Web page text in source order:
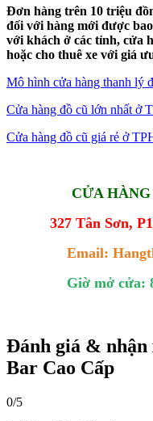
Đơn hàng trên 10 triệu
đối với hàng mới được
với khách ở các tỉnh, cửa
hoặc cho thuê xe với giá
Mô hình cửa hàng thanh lý
Cửa hàng đồ cũ lớn nhất ở
Cửa hàng đồ cũ giá rẻ ở
CỬA
327 Tân Sơn,
Email:
Giờ mở cửa:
Đánh giá & nhận
Bar Cao Cấp
0/5